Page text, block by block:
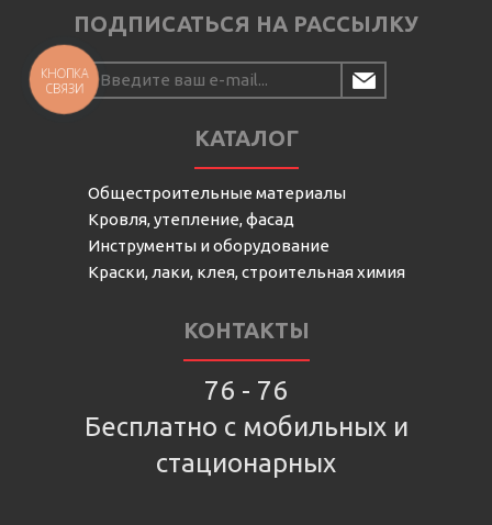
ПОДПИСАТЬСЯ НА РАССЫЛКУ
КАТАЛОГ
Общестроительные материалы
Кровля, утепление, фасад
Инструменты и оборудование
Краски, лаки, клея, строительная химия
КОНТАКТЫ
76 - 76
Бесплатно с мобильных и
стационарных
КНОПКА
СВЯЗИ